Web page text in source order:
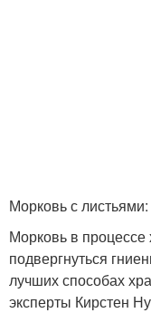
Морковь с
Морковь в
подвергнуться
лучших способах
эксперты Кирстен